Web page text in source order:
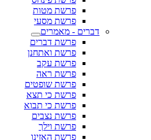
פרשת מטות
פרשת מסעי
דברים - מאמרים
פרשת דברים
פרשת ואתחנן
פרשת עקב
פרשת ראה
פרשת שופטים
פרשת כי תצא
פרשת כי תבוא
פרשת נצבים
פרשת וילך
פרשת האזינו